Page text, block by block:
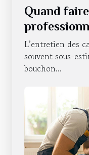
Quand
Strasbourg
L’entretien des
souvent sous-
bouchon...